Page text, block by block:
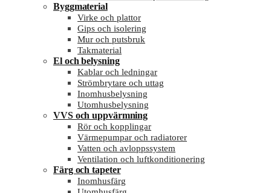
Byggmaterial
Virke och plattor
Gips och isolering
Mur och putsbruk
Takmaterial
El och belysning
Kablar och ledningar
Strömbrytare och uttag
Inomhusbelysning
Utomhusbelysning
VVS och uppvärmning
Rör och kopplingar
Värmepumpar och radiatorer
Vatten och avloppssystem
Ventilation och luftkonditionering
Färg och tapeter
Inomhusfärg